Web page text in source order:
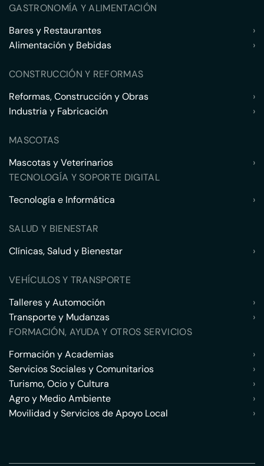
GASTRONOMÍA Y ALIMENTACIÓN
Bares y Restaurantes
›
Alimentación y Bebidas
›
CONSTRUCCIÓN Y REFORMAS
Reformas, Construcción y Obras
›
Industria y Fabricación
›
MASCOTAS
Mascotas y Veterinarios
›
TECNOLOGÍA Y SOPORTE DIGITAL
Tecnología e Informática
›
SALUD Y BIENESTAR
Clínicas, Salud y Bienestar
›
VEHÍCULOS Y TRANSPORTE
Talleres y Automoción
›
Transporte y Mudanzas
›
FORMACIÓN, AYUDA Y OTROS SERVICIOS
Formación y Academias
›
Servicios Sociales y Comunitarios
›
Turismo, Ocio y Cultura
›
Agro y Medio Ambiente
›
Movilidad y Servicios de Apoyo Local
›